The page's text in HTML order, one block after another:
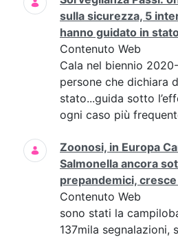
sulla sicurezza, 5
hanno guidato in
Contenuto Web
Cala nel biennio 2020-
persone che dichiara
stato...guida sotto
ogni caso più
Zoonosi, in Europa
Salmonella ancora
prepandemici,
Contenuto Web
sono stati la
137mila segnalazioni,